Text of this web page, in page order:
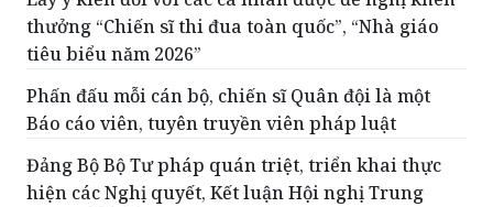
thưởng “Chiến sĩ thi đua toàn quốc”, “Nhà giáo
tiêu biểu năm 2026”
Phấn đấu mỗi cán bộ, chiến sĩ Quân đội là một
Báo cáo viên, tuyên truyền viên pháp luật
Đảng Bộ Bộ Tư pháp quán triệt, triển khai thực
hiện các Nghị quyết, Kết luận Hội nghị Trung